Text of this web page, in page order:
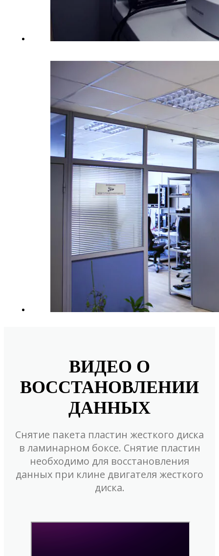
ВИДЕО О
ВОССТАНОВЛЕНИИ
ДАННЫХ
Снятие пакета пластин жесткого диска
в ламинарном боксе. Снятие пластин
необходимо для восстановления
данных при клине двигателя жесткого
диска.